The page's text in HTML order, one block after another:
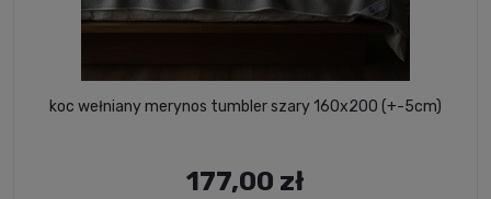
koc wełniany merynos tumbler szary 160x200 (+-5cm)
177,00 zł